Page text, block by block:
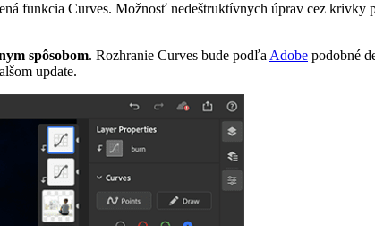
funkcia Curves. Možnosť nedeštruktívnych úprav cez
spôsobom. Rozhranie Curves bude podľa Adobe podobné
update.